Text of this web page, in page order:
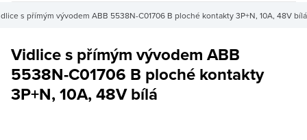
s přímým vývodem ABB 5538N-C01706 B ploché kontakty 3P+N, 10A, 48V bílá
Vidlice s přímým vývodem ABB
5538N-C01706 B ploché kontakty
3P+N, 10A, 48V bílá